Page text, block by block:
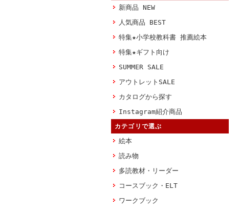
新商品 NEW
人気商品 BEST
特集★小学校教科書 推薦絵本
特集★ギフト向け
SUMMER SALE
アウトレットSALE
カタログから探す
Instagram紹介商品
カテゴリで選ぶ
絵本
読み物
多読教材・リーダー
コースブック・ELT
ワークブック